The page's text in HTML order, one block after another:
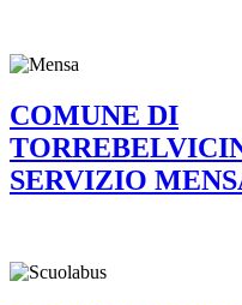
COMUNE DI
SERVIZIO